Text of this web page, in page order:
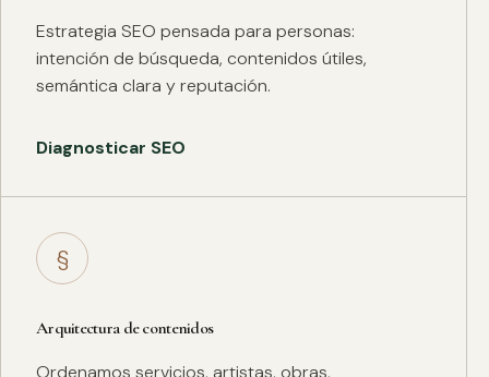
Estrategia SEO pensada para personas:
intención de búsqueda, contenidos útiles,
semántica clara y reputación.
Diagnosticar SEO
§
Arquitectura de contenidos